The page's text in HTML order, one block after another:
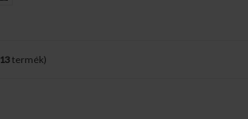
13 termék)